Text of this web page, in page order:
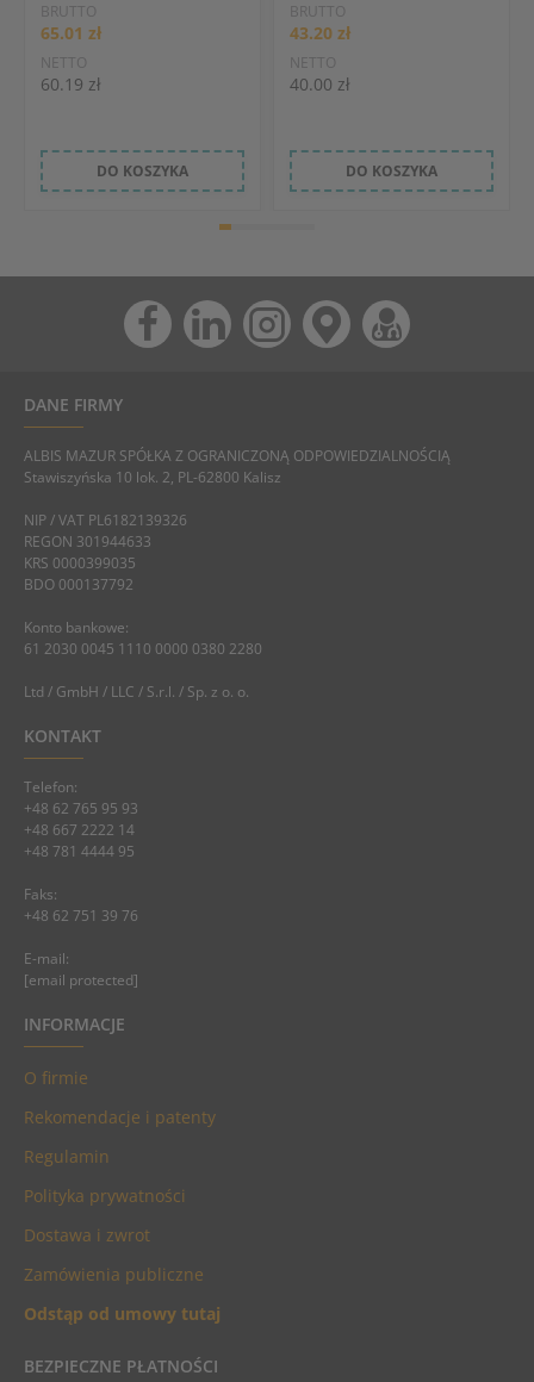
BRUTTO
65.01 zł
NETTO
60.19 zł
DO KOSZYKA
BRUTTO
43.20 zł
NETTO
40.00 zł
DO KOSZYKA
DANE FIRMY
ALBIS MAZUR SPÓŁKA Z OGRANICZONĄ ODPOWIEDZIALNOŚCIĄ
Stawiszyńska 10 lok. 2, PL-62800 Kalisz
NIP / VAT PL6182139326
REGON 301944633
KRS 0000399035
BDO 000137792
Konto bankowe:
61 2030 0045 1110 0000 0380 2280
Ltd / GmbH / LLC / S.r.l. / Sp. z o. o.
KONTAKT
Telefon:
+48 62 765 95 93
+48 667 2222 14
+48 781 4444 95
Faks:
+48 62 751 39 76
E-mail:
[email protected]
INFORMACJE
O firmie
Rekomendacje i patenty
Regulamin
Polityka prywatności
Dostawa i zwrot
Zamówienia publiczne
Odstąp od umowy tutaj
BEZPIECZNE PŁATNOŚCI